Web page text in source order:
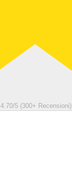
4.70/5 (300+ Recensioni)